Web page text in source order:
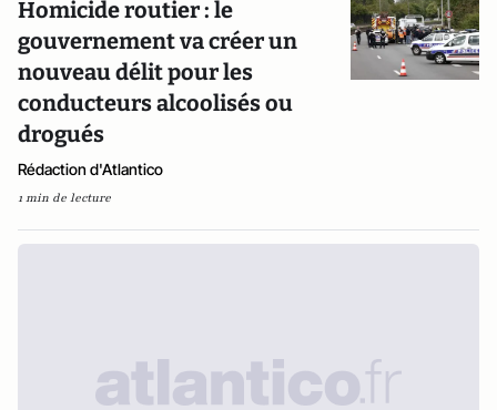
Homicide routier : le
gouvernement va créer un
nouveau délit pour les
conducteurs alcoolisés ou
drogués
Rédaction d'Atlantico
1 min de lecture